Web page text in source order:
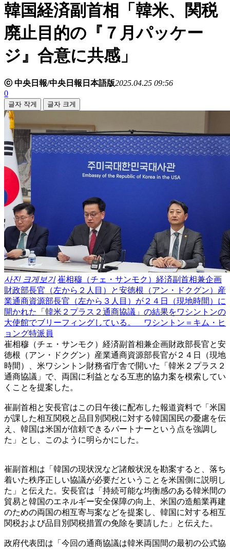
韓国経済副首相「韓米、関税
廃止目的の『７月パッケー
ジ』合意に共感」
ⓒ 中央日報/中央日報日本語版2025.04.25 09:56
0
글자 작게 글자 크게
사진 크게보기 崔相穆（チェ・サンモク）経済副首相兼企画
財政部長官（左から２人目）と安徳根（アン・ドクグン）産
業通商資源部長官（左から３人目）が２４日（現地時間）に
開かれた「韓米２プラス２通商協議」の結果をワシントンの
大使館でブリーフィングしている。 ワシントン＝キム・ヒ
ョング特派員
崔相穆（チェ・サンモク）経済副首相兼企画財政部長官と安
徳根（アン・ドクグン）産業通商資源部長官が２４日（現地
時間）、米ワシントン財務省庁舎で開いた「韓米２プラス２
通商協議」で、両国に利益となる互恵的協力案を模索してい
くことを提案した。
崔副首相と安長官はこの日午後に配布した報道資料で「米国
が課した相互関税と品目別関税に対する韓国国民の憂慮を伝
え、韓国は米国が信頼できるパートナーという点を強調し
た」とし、このように明らかにした。
崔副首相は「韓国の現状況など諸般状況を勘案すると、落ち
着いた秩序正しい協議が必要だということを米国側に説明し
た」と伝えた。安長官は「持続可能な均衡感のある韓米間の
貿易と韓国のエネルギー安全保障の向上、米国の造船業再建
のための両国の相互寄与案などを提案し、韓国に対する相互
関税および品目別関税措置の免除を要請した」と伝えた。
政府代表団は「今回の通商協議は韓米両国間の最初の公式協